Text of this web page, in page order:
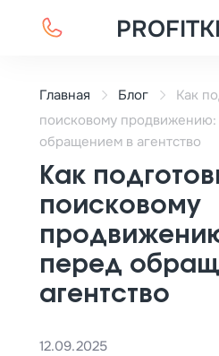
Главная Блог
Как
поисковому
обращением в агентство
Как
поисковому
перед
агентство
12.09.2025